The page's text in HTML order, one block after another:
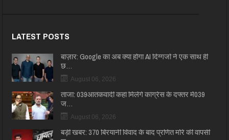
LATEST POSTS
बाज़ार: Google का अब क्या होगा AI दिग्गजों ने एक साथ ही
छ…
August 06, 2026
ताजा: 039आतंकवादी कहां मिलेंगे कांग्रेस के दफ्तर में039
ज…
August 06, 2026
बड़ी खबर: 370 बिरयानी विवाद के बाद प्रणित मोरे की वापसी